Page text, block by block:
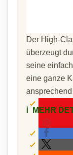
Der High-
überzeugt
seine
eine ganze
ℹ️ MEHR